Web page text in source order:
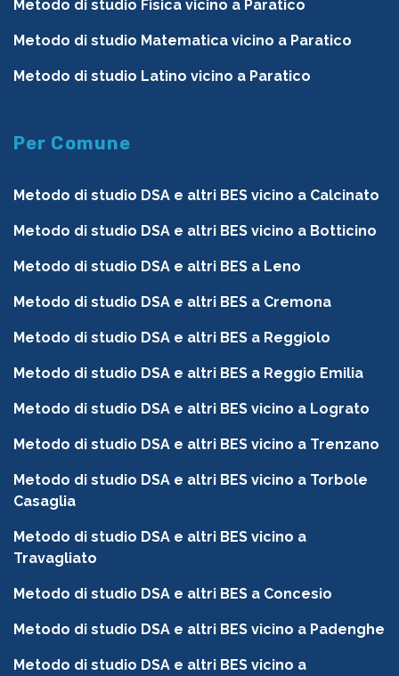
Metodo di studio Fisica vicino a Paratico
Metodo di studio Matematica vicino a Paratico
Metodo di studio Latino vicino a Paratico
Per Comune
Metodo di studio DSA e altri BES vicino a Calcinato
Metodo di studio DSA e altri BES vicino a Botticino
Metodo di studio DSA e altri BES a Leno
Metodo di studio DSA e altri BES a Cremona
Metodo di studio DSA e altri BES a Reggiolo
Metodo di studio DSA e altri BES a Reggio Emilia
Metodo di studio DSA e altri BES vicino a Lograto
Metodo di studio DSA e altri BES vicino a Trenzano
Metodo di studio DSA e altri BES vicino a Torbole
Casaglia
Metodo di studio DSA e altri BES vicino a
Travagliato
Metodo di studio DSA e altri BES a Concesio
Metodo di studio DSA e altri BES vicino a Padenghe
Metodo di studio DSA e altri BES vicino a